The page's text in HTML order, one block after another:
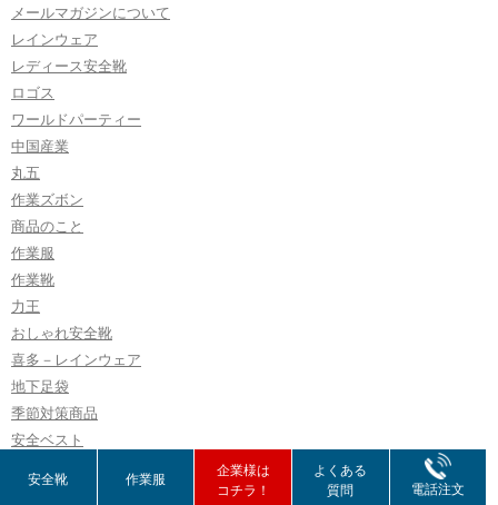
メールマガジンについて
レインウェア
レディース安全靴
ロゴス
ワールドパーティー
中国産業
丸五
作業ズボン
商品のこと
作業服
作業靴
力王
おしゃれ安全靴
喜多－レインウェア
地下足袋
季節対策商品
安全ベスト
寅壱
安全靴 作業服
企業様は
コチラ！
よくある
質問
電話注文